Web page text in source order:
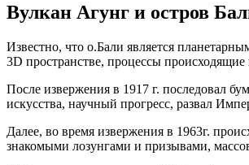
Вулкан Агунг и остров
Известно, что о.Бали является
3D пространстве, процессы
После извержения в 1917 г. последовал
искусства, научный прогресс, развал
Далее, во время извержения в 1963г.
знакомыми лозунгами и призывами,